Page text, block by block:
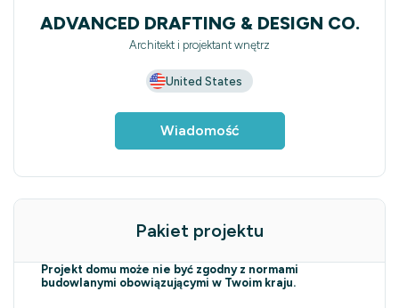
ADVANCED DRAFTING & DESIGN CO.
Architekt i projektant wnętrz
United States
Wiadomość
Pakiet projektu
Projekt domu może nie być zgodny z normami
budowlanymi obowiązującymi w Twoim kraju.